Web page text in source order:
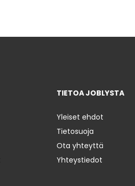
TIETOA JOBLYSTA
Yleiset ehdot
Tietosuoja
Ota yhteyttä
Yhteystiedot